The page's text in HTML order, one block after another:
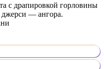
с драпировкой горловины
джерси — ангора.